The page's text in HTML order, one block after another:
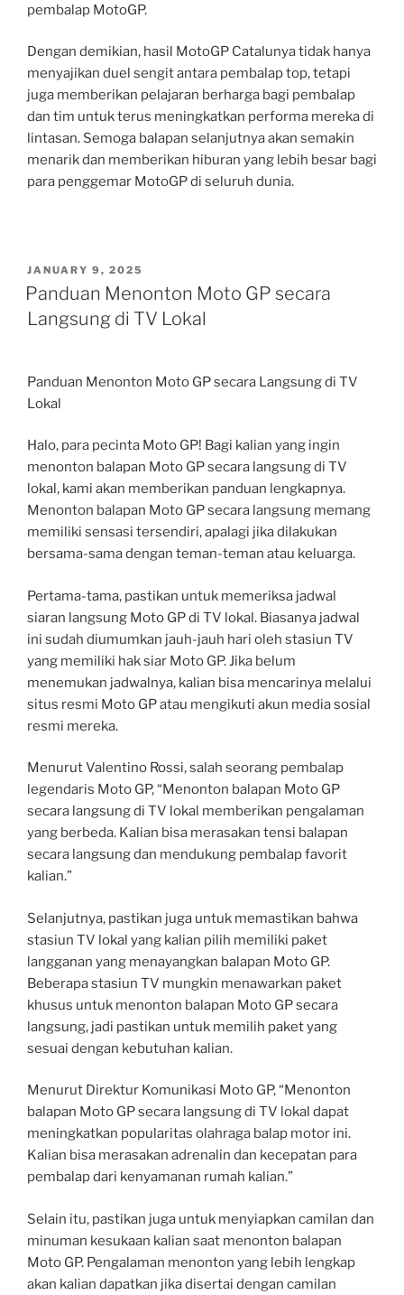
pembalap MotoGP.
Dengan demikian, hasil MotoGP Catalunya tidak hanya
menyajikan duel sengit antara pembalap top, tetapi
juga memberikan pelajaran berharga bagi pembalap
dan tim untuk terus meningkatkan performa mereka di
lintasan. Semoga balapan selanjutnya akan semakin
menarik dan memberikan hiburan yang lebih besar bagi
para penggemar MotoGP di seluruh dunia.
POSTED
ON
JANUARY 9, 2025
Panduan Menonton Moto GP secara
Langsung di TV Lokal
Panduan Menonton Moto GP secara Langsung di TV
Lokal
Halo, para pecinta Moto GP! Bagi kalian yang ingin
menonton balapan Moto GP secara langsung di TV
lokal, kami akan memberikan panduan lengkapnya.
Menonton balapan Moto GP secara langsung memang
memiliki sensasi tersendiri, apalagi jika dilakukan
bersama-sama dengan teman-teman atau keluarga.
Pertama-tama, pastikan untuk memeriksa jadwal
siaran langsung Moto GP di TV lokal. Biasanya jadwal
ini sudah diumumkan jauh-jauh hari oleh stasiun TV
yang memiliki hak siar Moto GP. Jika belum
menemukan jadwalnya, kalian bisa mencarinya melalui
situs resmi Moto GP atau mengikuti akun media sosial
resmi mereka.
Menurut Valentino Rossi, salah seorang pembalap
legendaris Moto GP, “Menonton balapan Moto GP
secara langsung di TV lokal memberikan pengalaman
yang berbeda. Kalian bisa merasakan tensi balapan
secara langsung dan mendukung pembalap favorit
kalian.”
Selanjutnya, pastikan juga untuk memastikan bahwa
stasiun TV lokal yang kalian pilih memiliki paket
langganan yang menayangkan balapan Moto GP.
Beberapa stasiun TV mungkin menawarkan paket
khusus untuk menonton balapan Moto GP secara
langsung, jadi pastikan untuk memilih paket yang
sesuai dengan kebutuhan kalian.
Menurut Direktur Komunikasi Moto GP, “Menonton
balapan Moto GP secara langsung di TV lokal dapat
meningkatkan popularitas olahraga balap motor ini.
Kalian bisa merasakan adrenalin dan kecepatan para
pembalap dari kenyamanan rumah kalian.”
Selain itu, pastikan juga untuk menyiapkan camilan dan
minuman kesukaan kalian saat menonton balapan
Moto GP. Pengalaman menonton yang lebih lengkap
akan kalian dapatkan jika disertai dengan camilan